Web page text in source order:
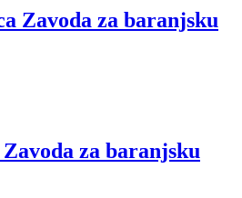
Zavoda za baranjsku
za baranjsku